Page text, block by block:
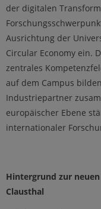
der digitalen
Ausrichtung der
Circular Economy ein.
zentrales
auf dem Campus
Industriepartner
europäischer Ebene
internationaler
Hintergrund zur neuen
Clausthal